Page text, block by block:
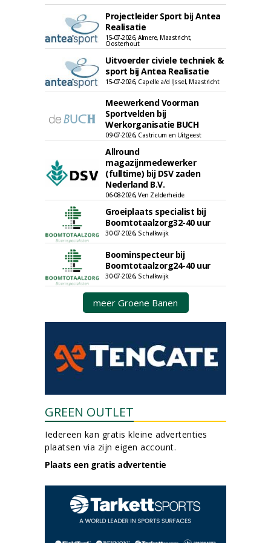
Projectleider Sport bij Antea
Realisatie
15-07-2026, Almere, Maastricht,
Oosterhout
Uitvoerder civiele techniek &
sport bij Antea Realisatie
15-07-2026, Capelle a/d IJssel, Maastricht
Meewerkend Voorman
Sportvelden bij
Werkorganisatie BUCH
09-07-2026, Castricum en Uitgeest
Allround
magazijnmedewerker
(fulltime) bij DSV zaden
Nederland B.V.
06-08-2026, Ven Zelderheide
Groeiplaats specialist bij
Boomtotaalzorg32-40 uur
30-07-2026, Schalkwijk
Boominspecteur bij
Boomtotaalzorg24-40 uur
30-07-2026, Schalkwijk
meer Groene Banen
GREEN OUTLET
Iedereen kan gratis kleine advertenties
plaatsen via zijn eigen account.
Plaats een gratis advertentie